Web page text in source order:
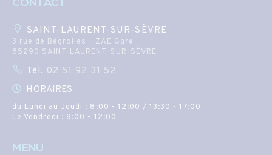
CONTACT
SAINT-LAURENT-SUR-SÈVRE
3 rue de Bégrolles - ZAE Gare
85290 SAINT-LAURENT-SUR-SÈVRE
Tél. 02 51 92 31 52
HORAIRES
du Lundi au Jeudi : 8:00 - 12:00 / 13:30 - 17:00
Le Vendredi : 8:00 - 12:00
MENU